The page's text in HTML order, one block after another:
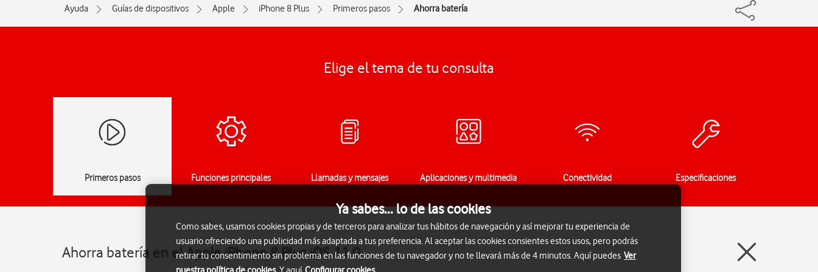
Ayuda Guías de dispositivos Apple iPhone 8 Plus Primeros pasos Ahorra batería
Elige el tema de tu consulta
Primeros pasos Funciones principales Llamadas y mensajes Aplicaciones y multimedia Conectividad Especificaciones
Ahorra batería en el Apple iPhone 8 Plus iOS 11.0
Ya sabes... lo de las cookies
Como sabes, usamos cookies propias y de terceros para analizar tus hábitos de navegación y así mejorar tu experiencia de
usuario ofreciendo una publicidad más adaptada a tus preferencia. Al aceptar las cookies consientes estos usos, pero podrás
retirar tu consentimiento sin problema en las funciones de tu navegador y no te llevará más de 4 minutos. Aquí puedes Ver